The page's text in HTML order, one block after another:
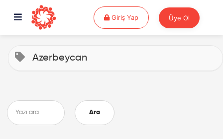
Giriş YapGiriş Yap Üye Ol
Azerbeycan
Ara